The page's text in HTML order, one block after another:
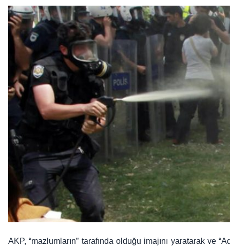
AKP, “mazlumların” tarafında olduğu imajını yaratarak ve